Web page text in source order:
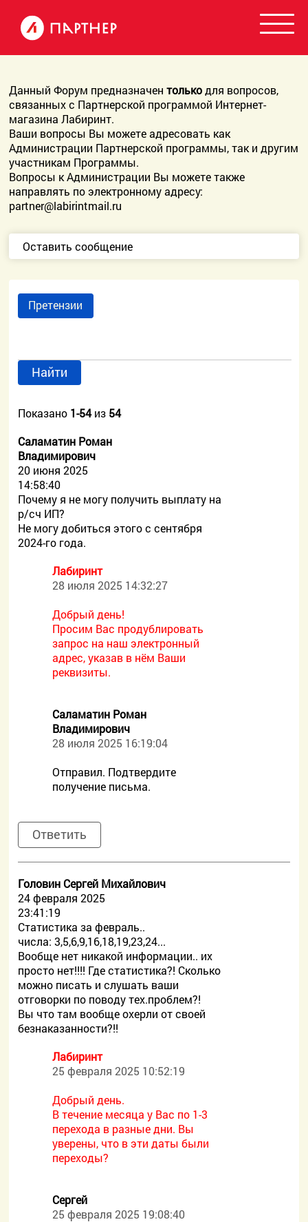
Данный Форум предназначентолькодля вопросов,
связанных с Партнерской программой Интернет-
магазина Лабиринт.
Ваши вопросы Вы можете адресовать как
Администрации Партнерской программы, так и другим
участникам Программы.
Вопросы к Администрации Вы можете также
направлять по электронному адресу:
partner@labirintmail.ru
Оставить сообщение
Претензии
Найти
Показано 1-54из 54
Саламатин Роман
Владимирович
20 июня 2025
14:58:40
Почему я не могу получить выплату на
р/сч ИП?
Не могу добиться этого с сентября
2024-го года.
Лабиринт
28 июля 2025 14:32:27
Добрый день!
Просим Вас продублировать
запрос на наш электронный
адрес, указав в нём Ваши
реквизиты.
Саламатин Роман
Владимирович
28 июля 2025 16:19:04
Отправил. Подтвердите
получение письма.
Ответить
Головин Сергей Михайлович
24 февраля 2025
23:41:19
Статистика за февраль..
числа: 3,5,6,9,16,18,19,23,24...
Вообще нет никакой информации.. их
просто нет!!!! Где статистика?! Сколько
можно писать и слушать ваши
отговорки по поводу тех.проблем?!
Вы что там вообще охерли от своей
безнаказанности?!!
Лабиринт
25 февраля 2025 10:52:19
Добрый день.
В течение месяца у Вас по 1-3
перехода в разные дни. Вы
уверены, что в эти даты были
переходы?
Сергей
25 февраля 2025 19:08:40